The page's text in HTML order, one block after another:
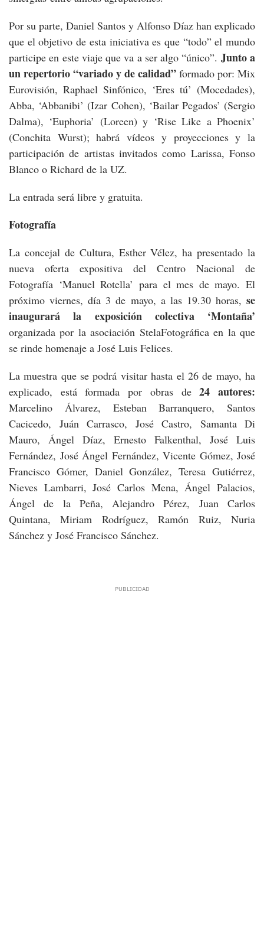
Por su parte, Daniel Santos y Alfonso Díaz han explicado
que el objetivo de esta iniciativa es que “todo” el mundo
participe en este viaje que va a ser algo “único”. Junto a
un repertorio “variado y de calidad” formado por: Mix
Eurovisión, Raphael Sinfónico, ‘Eres tú’ (Mocedades),
Abba, ‘Abbanibi’ (Izar Cohen), ‘Bailar Pegados’ (Sergio
Dalma), ‘Euphoria’ (Loreen) y ‘Rise Like a Phoenix’
(Conchita Wurst); habrá vídeos y proyecciones y la
participación de artistas invitados como Larissa, Fonso
Blanco o Richard de la UZ.
La entrada será libre y gratuita.
Fotografía
La concejal de Cultura, Esther Vélez, ha presentado la
nueva oferta expositiva del Centro Nacional de
Fotografía ‘Manuel Rotella’ para el mes de mayo. El
próximo viernes, día 3 de mayo, a las 19.30 horas, se
inaugurará la exposición colectiva ‘Montaña’
organizada por la asociación StelaFotográfica en la que
se rinde homenaje a José Luis Felices.
La muestra que se podrá visitar hasta el 26 de mayo, ha
explicado, está formada por obras de24 autores:
Marcelino Álvarez, Esteban Barranquero, Santos
Cacicedo, Juán Carrasco, José Castro, Samanta Di
Mauro, Ángel Díaz, Ernesto Falkenthal, José Luis
Fernández, José Ángel Fernández, Vicente Gómez, José
Francisco Gómer, Daniel González, Teresa Gutiérrez,
Nieves Lambarri, José Carlos Mena, Ángel Palacios,
Ángel de la Peña, Alejandro Pérez, Juan Carlos
Quintana, Miriam Rodríguez, Ramón Ruiz, Nuria
Sánchez y José Francisco Sánchez.